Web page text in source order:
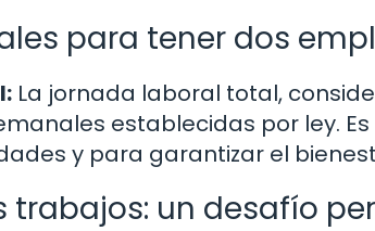
para tener dos
La jornada laboral total,
establecidas por ley.
y para garantizar el
un desafío